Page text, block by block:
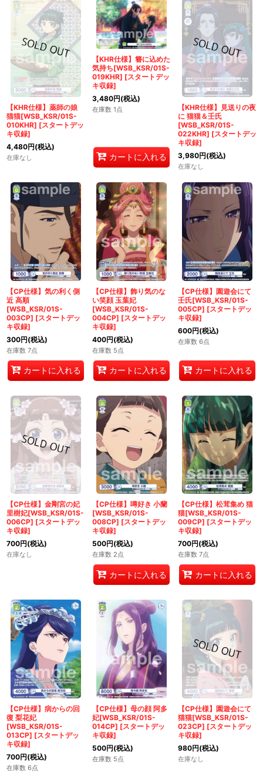
【KHR仕様】薬師の娘
猫猫[WSB_KSR/01S-
010KHR] [スタートデッ
キ収録]
4,480円(税込)
在庫なし
【KHR仕様】簪に込めた
気持ち[WSB_KSR/01S-
019KHR] [スタートデッ
キ収録]
3,480円(税込)
在庫数 1点
カートに入れる
【KHR仕様】見送りの夜
に 猫猫＆壬氏
[WSB_KSR/01S-
022KHR] [スタートデッ
キ収録]
3,980円(税込)
在庫なし
【CP仕様】気の利く側
近 高順
[WSB_KSR/01S-
003CP] [スタートデッ
キ収録]
300円(税込)
在庫数 7点
カートに入れる
【CP仕様】飾り気のな
い笑顔 玉葉妃
[WSB_KSR/01S-
004CP] [スタートデッ
キ収録]
400円(税込)
在庫数 5点
カートに入れる
【CP仕様】園遊会にて
壬氏[WSB_KSR/01S-
005CP] [スタートデッ
キ収録]
600円(税込)
在庫数 6点
カートに入れる
【CP仕様】金剛宮の妃
里樹妃[WSB_KSR/01S-
006CP] [スタートデッ
キ収録]
700円(税込)
在庫なし
【CP仕様】噂好き 小蘭
[WSB_KSR/01S-
008CP] [スタートデッ
キ収録]
500円(税込)
在庫数 2点
カートに入れる
【CP仕様】松茸集め 猫
猫[WSB_KSR/01S-
009CP] [スタートデッ
キ収録]
700円(税込)
在庫数 7点
カートに入れる
【CP仕様】病からの回
復 梨花妃
[WSB_KSR/01S-
013CP] [スタートデッ
キ収録]
700円(税込)
在庫数 6点
【CP仕様】母の顔 阿多
妃[WSB_KSR/01S-
014CP] [スタートデッ
キ収録]
500円(税込)
在庫数 5点
【CP仕様】園遊会にて
猫猫[WSB_KSR/01S-
023CP] [スタートデッ
キ収録]
980円(税込)
在庫なし